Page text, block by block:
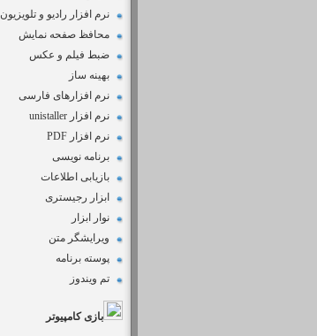
نرم افزار رادیو و تلویزیون
محافظ صفحه نمایش
ضبط فيلم و عكس
بهینه ساز
نرم افزارهای فارسی
نرم افزار unistaller
نرم افزار PDF
برنامه نویسی
بازیابی اطلاعات
ابزار رجیستری
نوار ابزار
ویرایشگر متن
پوسته برنامه
تم ویندوز
بازی کامپیوتر